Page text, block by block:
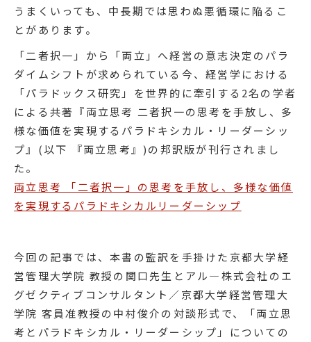
うまくいっても、中長期では思わぬ悪循環に陥るこ
とがあります。
「二者択一」から「両立」へ経営の意志決定のパラ
ダイムシフトが求められている今、経営学における
「パラドックス研究」を世界的に牽引する2名の学者
による共著『両立思考 二者択一の思考を手放し、多
様な価値を実現するパラドキシカル・リーダーシッ
プ』(以下 『両立思考』)の邦訳版が刊行されまし
た。
両立思考 「二者択一」の思考を手放し、多様な価値
を実現するパラドキシカルリーダーシップ
今回の記事では、本書の監訳を手掛けた京都大学経
営管理大学院 教授の関口先生とアル―株式会社のエ
グゼクティブコンサルタント／京都大学経営管理大
学院 客員准教授の中村俊介の対談形式で、「両立思
考とパラドキシカル・リーダーシップ」についての